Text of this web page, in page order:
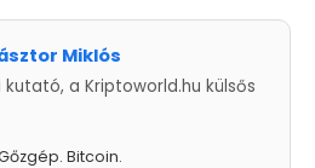
Miklós
a Kriptoworld.hu külsős
Bitcoin.